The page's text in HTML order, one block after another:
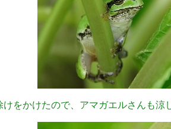
けをかけたので、アマガエルさんも涼